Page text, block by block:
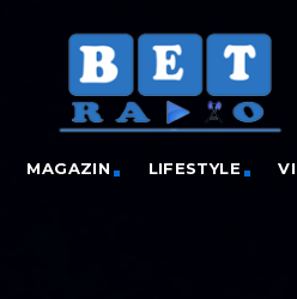
MAGAZIN LIFESTYLE